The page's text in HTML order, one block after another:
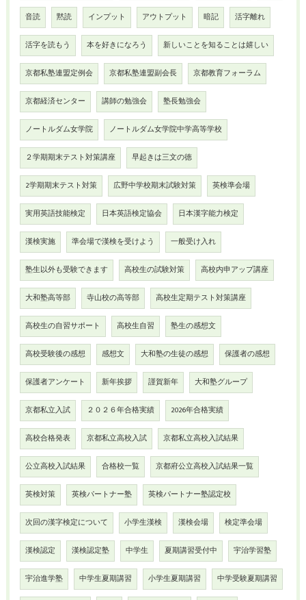
音読 黙読 インプット アウトプット 暗記 活字離れ
活字を読もう 本を好きになろう 新しいことを知ることは嬉しい
京都私塾連盟定例会 京都私塾連盟副会長 京都教育フォーラム
京都経済センター 講師の勉強会 塾長勉強会
ノートルダム女学院 ノートルダム女学院中学高等学校
２学期期末テスト対策講座 早起きは三文の徳
2学期期末テスト対策 広野中学校期末試験対策 英検準会場
実用英語技能検定 日本英語検定協会 日本漢字能力検定
漢検実施 準会場で漢検を受けよう 一般受け入れ
塾生以外も受験できます 高校生の試験対策 高校内申アップ講座
大和塾高等部 寺山校の高等部 高校生定期テスト対策講座
高校生の自習サポート 高校生自習 塾生の感想文
高校受験後の感想 感想文 大和塾の生徒の感想 保護者の感想
保護者アンケート 新年挨拶 謹賀新年 大和塾グループ
京都私立入試 ２０２６年合格実績 2026年合格実績
高校合格発表 京都私立高校入試 京都私立高校入試結果
公立高校入試結果 合格校一覧 京都府公立高校入試結果一覧
英検対策 英検パートナー塾 英検パートナー塾認定校
次回の漢字検定について 小学生漢検 漢検会場 検定準会場
漢検認定 漢検認定塾 中学生 夏期講習受付中 宇治学習塾
宇治進学塾 中学生夏期講習 小学生夏期講習 中学受験夏期講習